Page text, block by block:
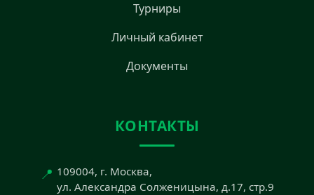
Турниры
Личный кабинет
Документы
КОНТАКТЫ
📍 109004, г. Москва,
ул. Александра Солженицына, д.17, стр.9